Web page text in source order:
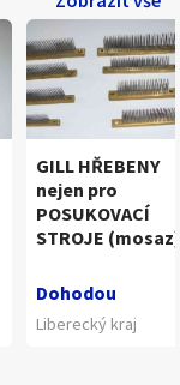
GILL HŘEBENY
nejen pro
POSUKOVACÍ
STROJE (mosaz)
Dohodou
Liberecký kraj